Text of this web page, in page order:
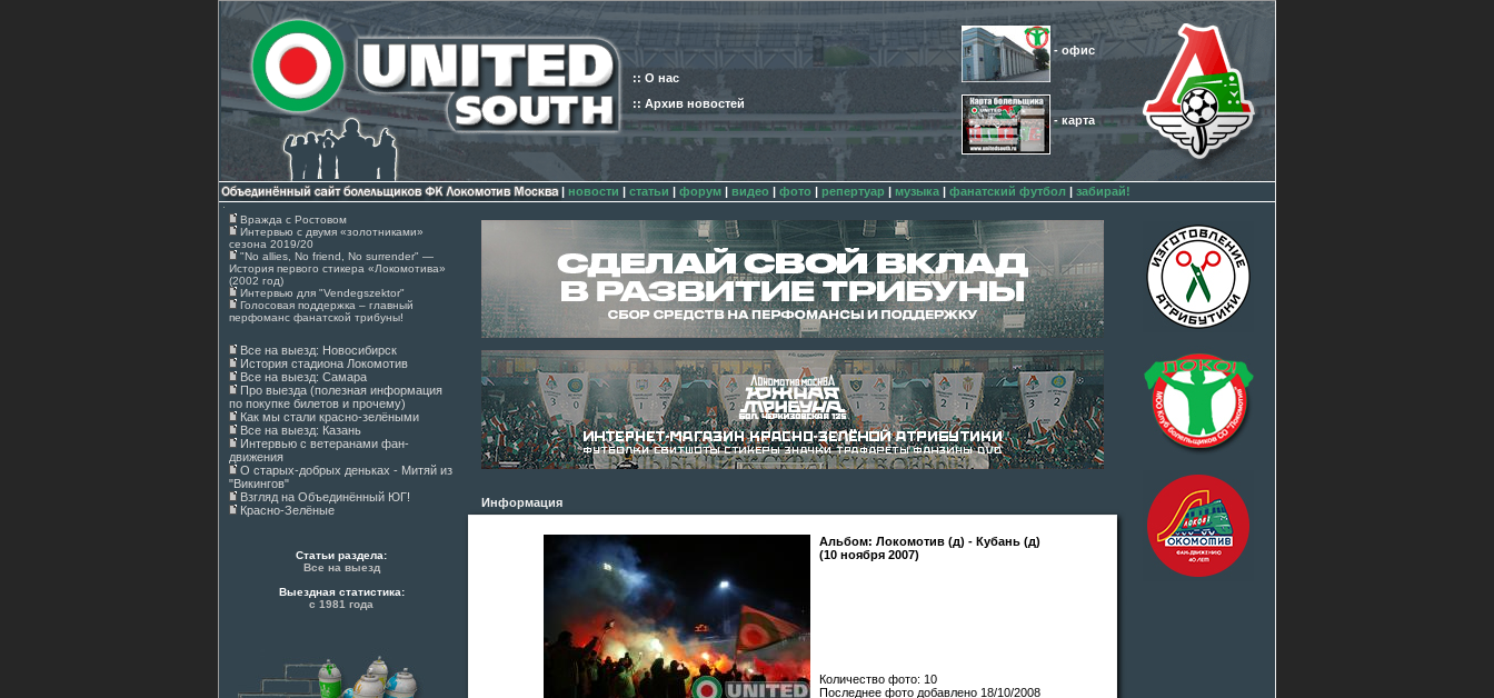
:: О нас
:: Архив новостей
- офис
- карта
| новости | статьи | форум | видео | фото | репертуар | музыка | фанатский футбол | забирай!
Вражда с Ростовом
Интервью с двумя «золотниками»
сезона 2019/20
"No allies, No friend, No surrender" —
История первого стикера «Локомотива»
(2002 год)
Интервью для "Vendegszektor"
Голосовая поддержка – главный
перфоманс фанатской трибуны!
Все на выезд: Новосибирск
История стадиона Локомотив
Все на выезд: Самара
Про выезда (полезная информация
по покупке билетов и прочему)
Как мы стали красно-зелёными
Все на выезд: Казань
Интервью с ветеранами фан-
движения
О старых-добрых деньках - Митяй из
"Викингов"
Взгляд на Объединённый ЮГ!
Красно-Зелёные
Статьи раздела:
Все на выезд
Выездная статистика:
с 1981 года
Информация
Альбом: Локомотив (д) - Кубань (д)
(10 ноября 2007)
Количество фото: 10
Последнее фото добавлено 18/10/2008